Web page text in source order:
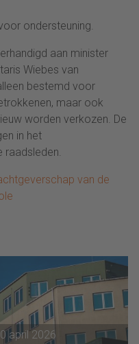
ondersteuning.
aan minister
Wiebes van
bestemd voor
maar ook
worden verkozen. De
in het
van de
april 2026